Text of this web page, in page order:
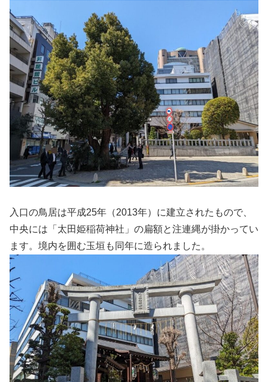
入口の鳥居は平成25年（2013年）に建立されたもので、
中央には「太田姫稲荷神社」の扁額と注連縄が掛かってい
ます。境内を囲む玉垣も同年に造られました。